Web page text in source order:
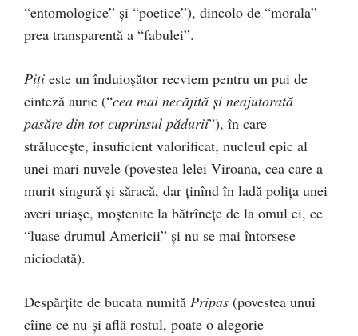
“entomologice” şi “poetice”), dincolo de “morala”
prea transparentă a “fabulei”.
Piţi este un înduioşător recviem pentru un pui de
cinteză aurie (“cea mai necăjită şi neajutorată
pasăre din tot cuprinsul pădurii”), în care
străluceşte, insuficient valorificat, nucleul epic al
unei mari nuvele (povestea lelei Viroana, cea care a
murit singură şi săracă, dar ţinînd în ladă poliţa unei
averi uriaşe, moştenite la bătrîneţe de la omul ei, ce
“luase drumul Americii” şi nu se mai întorsese
niciodată).
Despărţite de bucata numită Pripas (povestea unui
cîine ce nu-şi află rostul, poate o alegorie